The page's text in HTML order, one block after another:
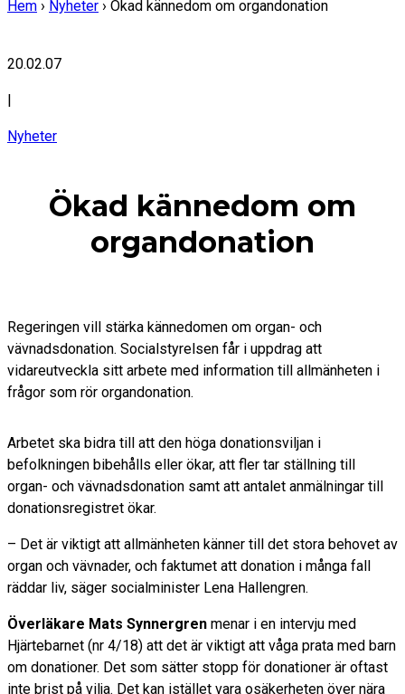
Hem › Nyheter › Ökad kännedom om organdonation
20.02.07
|
Nyheter
Ökad kännedom om
organdonation
Regeringen vill stärka kännedomen om organ- och
vävnadsdonation. Socialstyrelsen får i uppdrag att
vidareutveckla sitt arbete med information till allmänheten i
frågor som rör organdonation.
Arbetet ska bidra till att den höga donationsviljan i
befolkningen bibehålls eller ökar, att fler tar ställning till
organ- och vävnadsdonation samt att antalet anmälningar till
donationsregistret ökar.
– Det är viktigt att allmänheten känner till det stora behovet av
organ och vävnader, och faktumet att donation i många fall
räddar liv, säger socialminister Lena Hallengren.
Överläkare Mats Synnergren menar i en intervju med
Hjärtebarnet (nr 4/18) att det är viktigt att våga prata med barn
om donationer. Det som sätter stopp för donationer är oftast
inte brist på vilja. Det kan istället vara osäkerheten över nära